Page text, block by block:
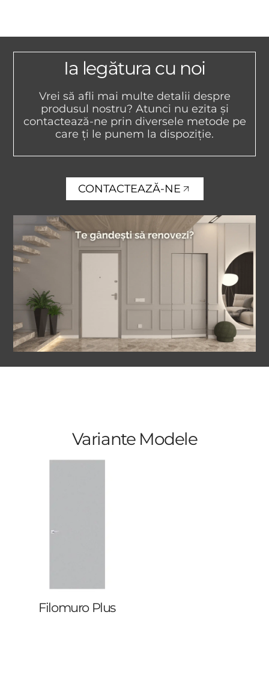
Ia legătura cu noi
Vrei să afli mai multe detalii despre
produsul nostru? Atunci nu ezita și
contactează-ne prin diversele metode pe
care ți le punem la dispoziție.
CONTACTEAZĂ-NE
Variante Modele
Filomuro Plus